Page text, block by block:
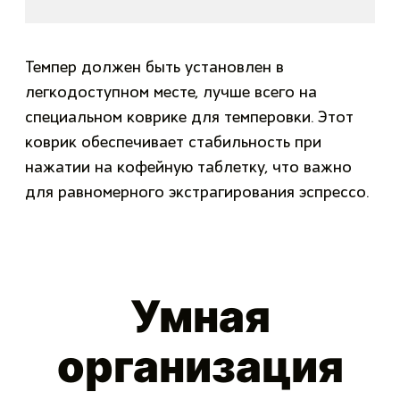
Темпер должен быть установлен в
легкодоступном месте, лучше всего на
специальном коврике для темперовки. Этот
коврик обеспечивает стабильность при
нажатии на кофейную таблетку, что важно
для равномерного экстрагирования эспрессо.
Умная
организация